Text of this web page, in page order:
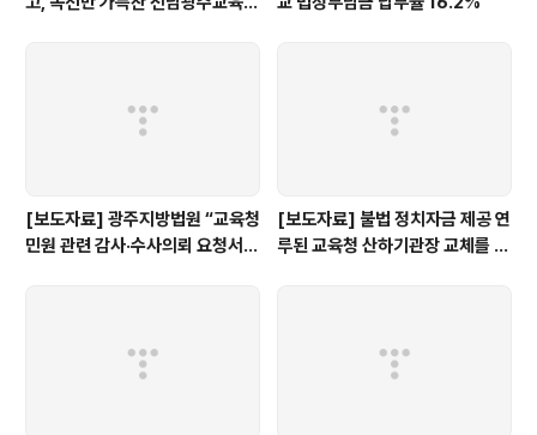
[보도자료] 광주지방법원 “교육청
민원 관련 감사·수사의뢰 요청서,
[보도자료] 불법 정치자금 제공 연
루된 교육청 산하기관장 교체를 촉